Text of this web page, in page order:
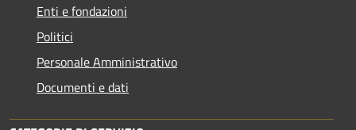
Enti e fondazioni
Politici
Personale Amministrativo
Documenti e dati